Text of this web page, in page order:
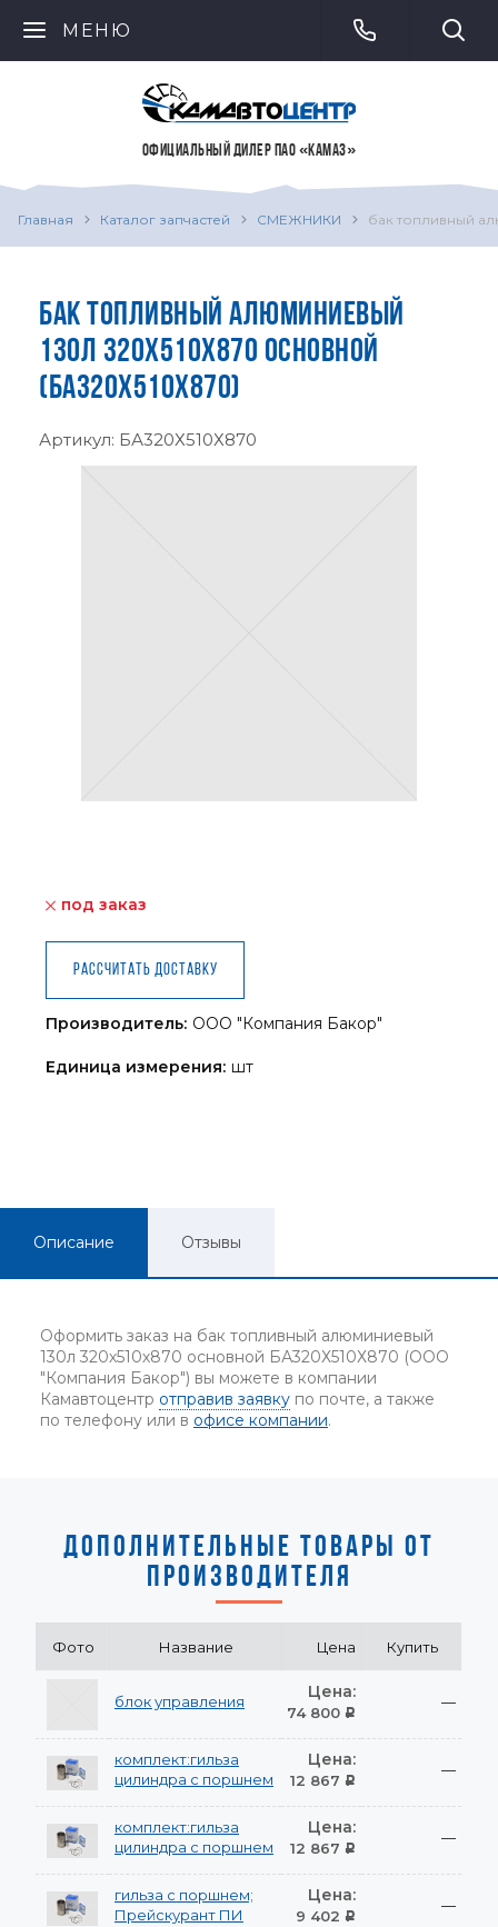
МЕНЮ
ОФИЦИАЛЬНЫЙ ДИЛЕР ПАО «КАМАЗ»
Главная Каталог запчастей СМЕЖНИКИ бак топливный
БАК ТОПЛИВНЫЙ АЛЮМИНИЕВЫЙ
130Л 320Х510Х870 ОСНОВНОЙ
(БА320Х510Х870)
Артикул: БА320Х510Х870
под заказ
Рассчитать доставку
Производитель: ООО "Компания Бакор"
Единица измерения: шт
Описание Отзывы
Оформить заказ на бак топливный алюминиевый
130л 320х510х870 основной БА320Х510Х870 (ООО
"Компания Бакор") вы можете в компании
Камавтоцентр отправив заявку по почте, а также
по телефону или в офисе компании.
ДОПОЛНИТЕЛЬНЫЕ ТОВАРЫ ОТ
ПРОИЗВОДИТЕЛЯ
Фото Название Цена Купить
блок управления Цена:
74 800 Р
—
комплект:гильза
цилиндра с поршнем
Цена:
12 867 Р
—
комплект:гильза
цилиндра с поршнем
Цена:
12 867 Р
—
гильза с поршнем;
Прейскурант ПИ
Цена:
9 402 Р
—